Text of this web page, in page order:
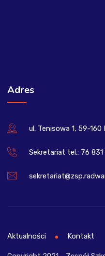
Adres
ul. Tenisowa 1, 59-160
Sekretariat tel.: 76 831
Aktualności Kontakt